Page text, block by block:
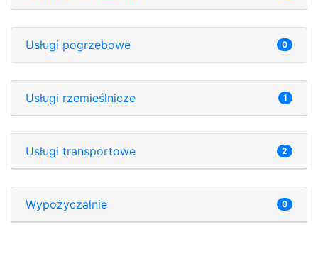
Usługi pogrzebowe 0
Usługi rzemieślnicze 1
Usługi transportowe 2
Wypożyczalnie 0